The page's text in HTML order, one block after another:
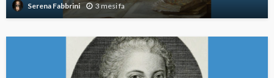
Serena Fabbrini 3 mesi fa